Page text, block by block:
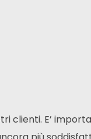
clienti. E’